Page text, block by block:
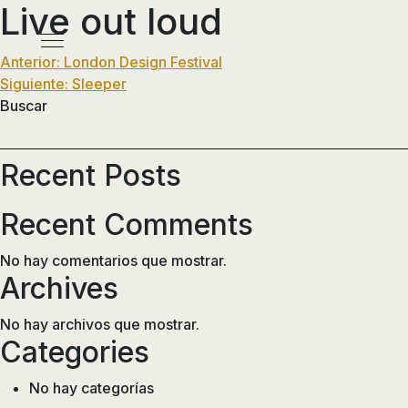
Pasar
al
contenido
Menú
principal
Live out loud
Navegación
de
Anterior: London Design Festival
Siguiente: Sleeper
Buscar
Recent Posts
Recent Comments
No hay comentarios que mostrar.
Archives
No hay archivos que mostrar.
Categories
No hay categorías